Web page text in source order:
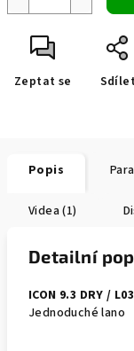
Zeptat se
Popis
Videa (1)
Detailní
ICON 9.3 DRY/
Jednoduché lano